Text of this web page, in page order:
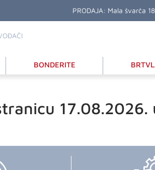
PRODAJA: Mala švarča
BONDERITE